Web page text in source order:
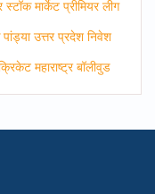
स्टॉक मार्केट प्रीमियर लीग
पांड्या उत्तर प्रदेश निवेश
महाराष्ट्र बॉलीवुड